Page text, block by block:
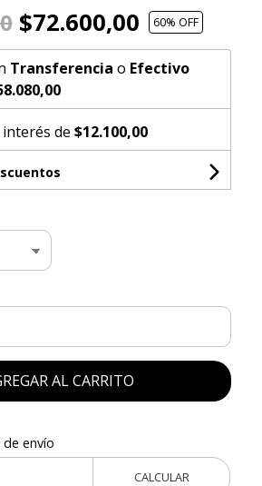
$72.600,00 60% OFF
Transferencia o Efectivo
de $12.100,00
AL CARRITO
envío
CALCULAR